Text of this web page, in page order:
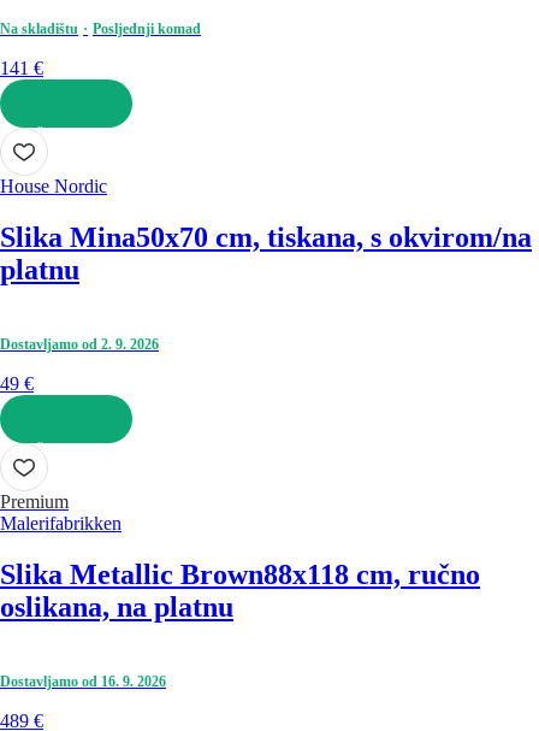
Na skladištu Posljednji komad
141 €
U KOŠARICU
House Nordic
Slika Mina50x70 cm, tiskana, s okvirom/na
platnu
Dostavljamo od 2. 9. 2026
49 €
U KOŠARICU
Premium
Malerifabrikken
Slika Metallic Brown88x118 cm, ručno
oslikana, na platnu
Dostavljamo od 16. 9. 2026
489 €